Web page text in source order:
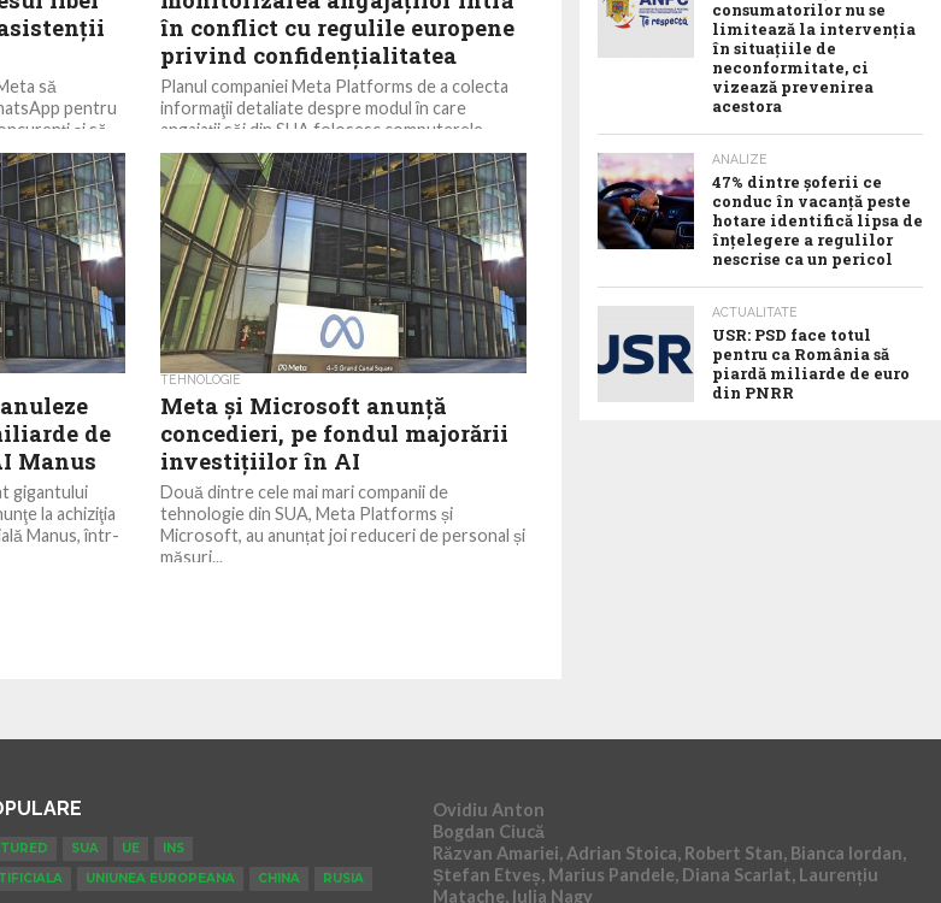
să
pentru
și să
în conflict cu regulile europene
privind confidenţialitatea
Planul companiei Meta Platforms de a colecta
informaţii detaliate despre modul în care
angajaţii săi din SUA folosesc computerele
pentru antrenarea modelelor...
de
Manus
gigantului
la achiziţia
Manus, într-
TEHNOLOGIE
Meta și Microsoft anunță
concedieri, pe fondul majorării
investițiilor în AI
Două dintre cele mai mari companii de
tehnologie din SUA, Meta Platforms și
Microsoft, au anunțat joi reduceri de personal și
măsuri...
consumatorilor nu se
limitează la intervenția
în situațiile de
neconformitate, ci
vizează prevenirea
acestora
ANALIZE
47% dintre șoferii ce
conduc în vacanță peste
hotare identifică lipsa de
înțelegere a regulilor
nescrise ca un pericol
ACTUALITATE
USR: PSD face totul
pentru ca România să
piardă miliarde de euro
din PNRR
SUA UE
INS
UNIUNEA EUROPEANA CHINA
RUSIA
Ovidiu Anton
Bogdan Ciucă
Răzvan Amariei, Adrian Stoica, Robert Stan, Bianca Iordan,
Ștefan Etveș, Marius Pandele, Diana Scarlat, Laurențiu
Matache, Iulia Nagy